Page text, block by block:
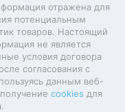
отражена для
потенциальным
товаров. Настоящий
не является
условия договора
согласования с
данным веб-
cookies для